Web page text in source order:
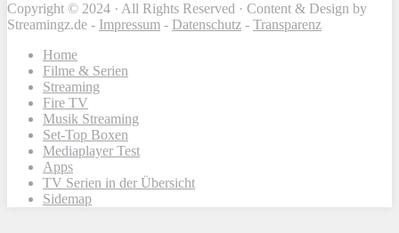
Copyright © 2024 · All Rights Reserved · Content & Design by
Streamingz.de - Impressum - Datenschutz - Transparenz
Home
Filme & Serien
Streaming
Fire TV
Musik Streaming
Set-Top Boxen
Mediaplayer Test
Apps
TV Serien in der Übersicht
Sidemap